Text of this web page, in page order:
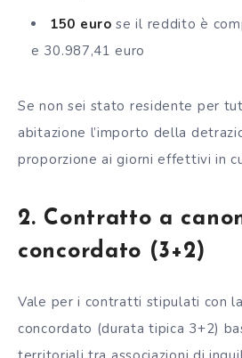
150 eurose il reddito è
e 30.987,41 euro
Se non sei stato residente per
abitazione l’importo della
proporzione ai giorni effettivi in
2. Contratto a
concordato (3+2)
Vale per i contratti stipulati con
concordato (durata tipica 3+2)